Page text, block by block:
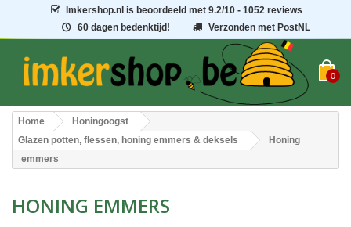
Imkershop.nl is beoordeeld met9.2/10 - 1052 reviews
60 dagen bedenktijd!
Verzonden met PostNL
0
Home
Honingoogst
Glazen potten, flessen, honing emmers & deksels
Honing
emmers
HONING EMMERS